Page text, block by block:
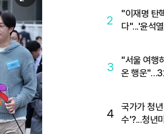
미
지
확
대
2
"이재명 탄
다"...'윤석
3
"서울 여행
온 행운
4
국가가 청
수'?...청년